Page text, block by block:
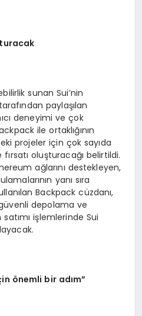
sunan Sui’nin
paylaşılan
deneyimi ve çok
ile ortaklığının
projeler için çok sayıda
oluşturacağı belirtildi.
ağlarını destekleyen,
yanı sıra
Backpack cüzdanı,
depolama ve
işlemlerinde Sui
önemli bir adım”